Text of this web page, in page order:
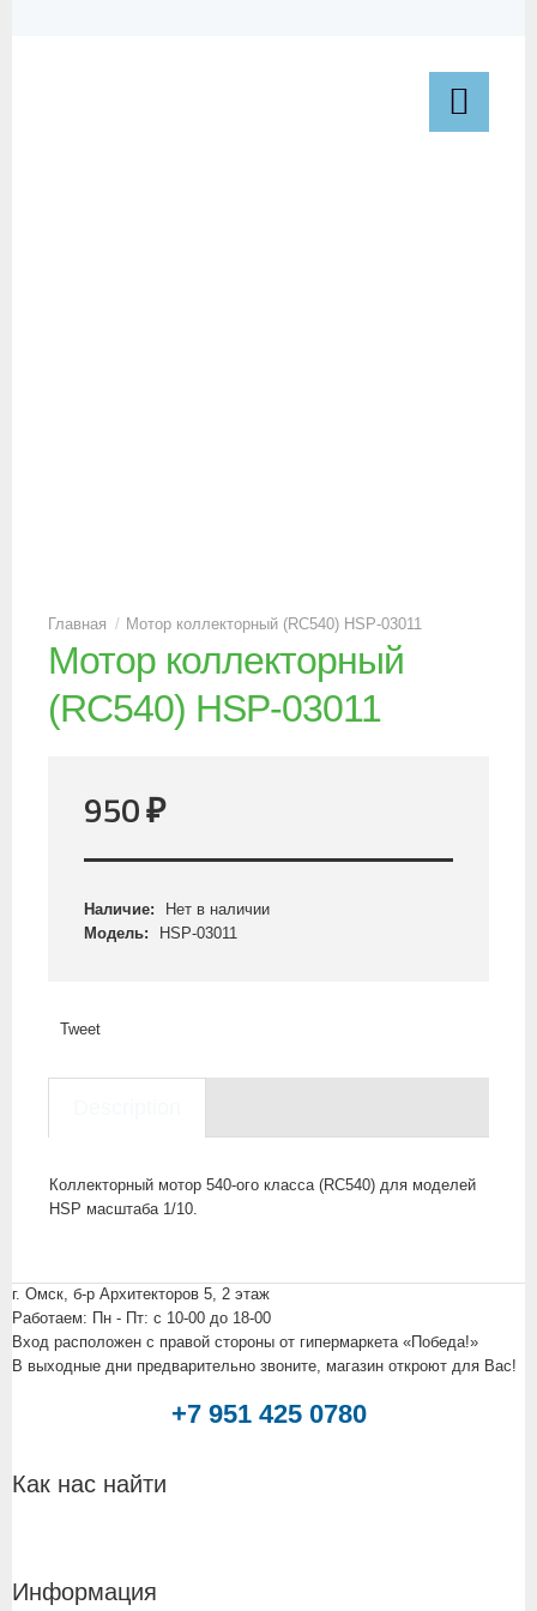
Мотор коллекторный (RC540) HSP-03011
Мотор коллекторный
(RC540) HSP-03011
950₽
Наличие:
Нет в наличии
Модель:
HSP-03011
Tweet
Коллекторный мотор 540-ого класса (RC540) для моделей
HSP масштаба 1/10.
г. Омск, б-р Архитекторов 5, 2 этаж
Работаем: Пн - Пт: c 10-00 до 18-00
Вход расположен с правой стороны от гипермаркета «Победа!»
В выходные дни предварительно звоните, магазин откроют для Вас!
+7 951 425 0780
Как нас найти
Информация